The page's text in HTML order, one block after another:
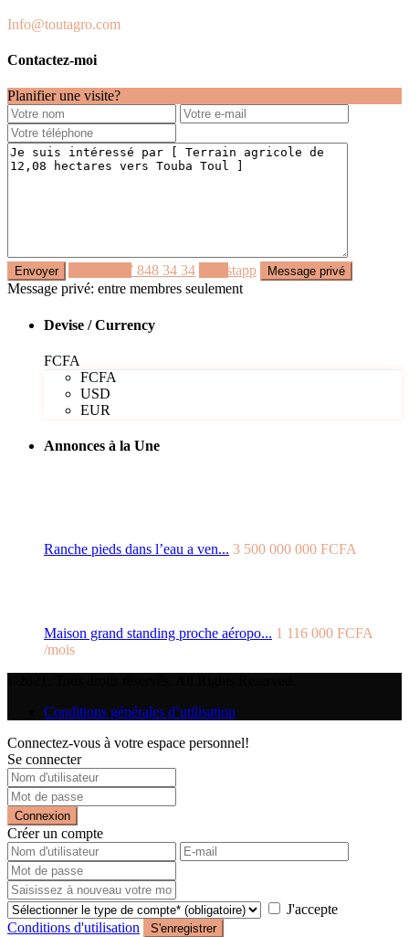
Info@toutagro.com
Contactez-moi
Planifier une visite?
77 848 34 34
Whastapp
Message privé: entre membres seulement
Devise / Currency
FCFA
FCFA
USD
EUR
Annonces à la Une
Ranche pieds dans l’eau a ven... 3 500 000 000 FCFA
Maison grand standing proche aéropo... 1 116 000 FCFA
/mois
Conditions générales d’utilisation
Connectez-vous à votre espace personnel!
Se connecter
Connexion
Créer un compte
J'accepte
Conditions d'utilisation
S'enregistrer